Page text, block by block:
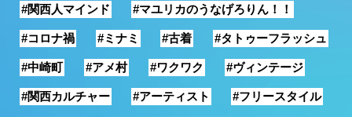
#関西人マインド #マユリカのうなげろりん！！
#コロナ禍 #ミナミ #古着 #タトゥーフラッシュ
#中崎町 #アメ村 #ワクワク #ヴィンテージ
#関西カルチャー #アーティスト #フリースタイル